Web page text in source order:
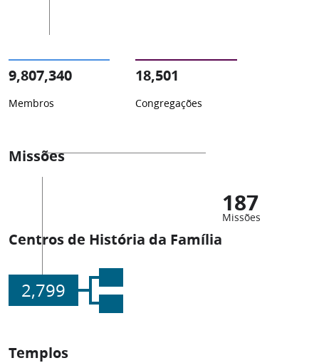
9,807,340
Membros
18,501
Congregações
Missões
187
Missões
Centros de História da Família
2,799
Templos